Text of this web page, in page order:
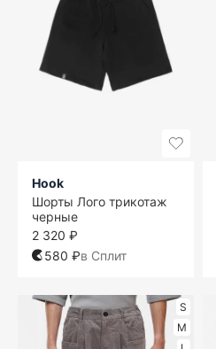
Hook
Шорты Лого трикотаж
черные
2 320 ₽
580 ₽в Сплит
S
M